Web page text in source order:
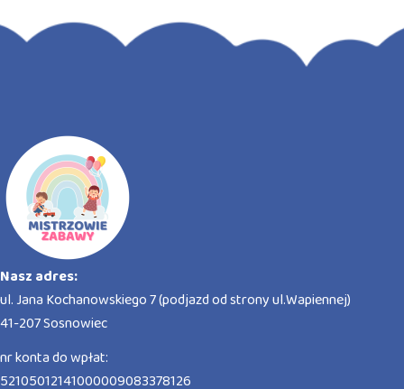
Nasz adres:
ul. Jana Kochanowskiego 7 (podjazd od strony ul.Wapiennej)
41-207 Sosnowiec
nr konta do wpłat:
52105012141000009083378126